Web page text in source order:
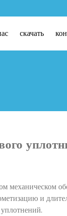
скачать
механическом
и